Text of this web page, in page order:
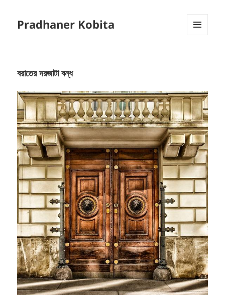
Pradhaner Kobita
বরাতের দরজাটা বন্ধ